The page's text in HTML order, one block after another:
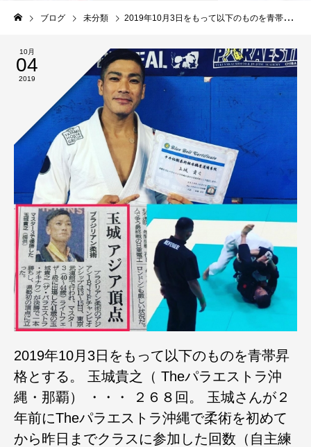
ブログ 未分類 2019年10月3日をもって以下のものを青帯昇格とする。 玉城貴之（ Theパラエストラ沖縄・那覇） ・・・ ２６８回。 玉城さんが２年前にTheパラエストラ沖縄で柔術を初めてから昨日までクラスに参加した回数（自主練習を除く）です。 これまで修斗&柔術を沢山の生徒に指導してきましたが、当初からクラス参加回数を記録している方は初めてでした。 怪我が続いてしまった時期もありましたが、先日のアジア選手権では、沖縄から単身乗り込み白帯マスターで見事優勝。 これまでも数度県内の大会を優勝しており文句なしの昇格だと思います。 私自身、玉城さんの指導者としての身でもありますが、玉城さんのパワフルな行動力にはいつも頭が下がります。 いつかその夢を叶えて側でセコンドに付ければ最高ですね！ 素晴らしきバイタリティ、玉城さんおめでとうございます！！ #パラエストラ #沖縄 #那覇 #与儀 #MMA #shooto #コザ #総合格闘技 #修斗 #キックボクシング #柔術 #jiujitsu #ダイエット
10月
04
2019
2019年10月3日をもって以下のものを青帯昇
格とする。 玉城貴之（ Theパラエストラ沖
縄・那覇） ・・・ ２６８回。 玉城さんが２
年前にTheパラエストラ沖縄で柔術を初めて
から昨日までクラスに参加した回数（自主練